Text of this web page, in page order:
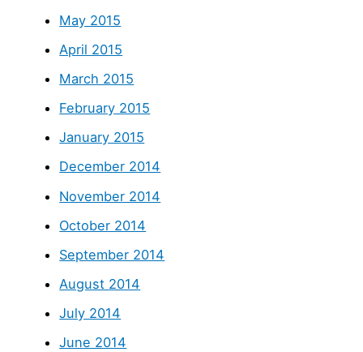
May 2015
April 2015
March 2015
February 2015
January 2015
December 2014
November 2014
October 2014
September 2014
August 2014
July 2014
June 2014